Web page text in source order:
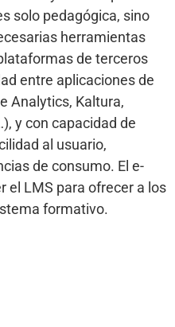
solo pedagógica, sino
herramientas
de terceros
entre aplicaciones de
Analytics, Kaltura,
y con capacidad de
al usuario,
de consumo. El e-
el LMS para ofrecer a los
formativo.